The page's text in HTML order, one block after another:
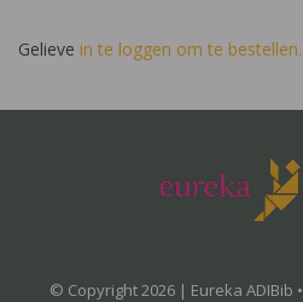
Gelieve in te loggen om te bestellen.
© Copyright 2026 | Eureka ADIBib •